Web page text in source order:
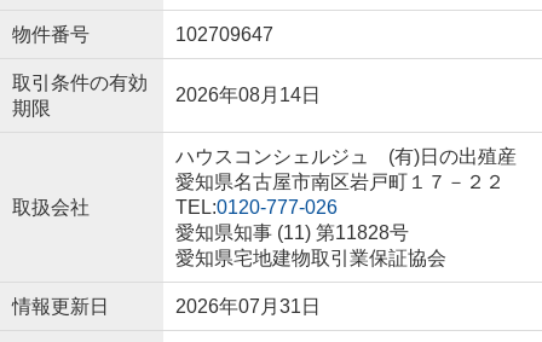
物件番号 102709647
取引条件の有効
期限
2026年08月14日
取扱会社
ハウスコンシェルジュ (有)日の出殖産
愛知県名古屋市南区岩戸町１７－２２
TEL:0120-777-026
愛知県知事 (11) 第11828号
愛知県宅地建物取引業保証協会
情報更新日 2026年07月31日